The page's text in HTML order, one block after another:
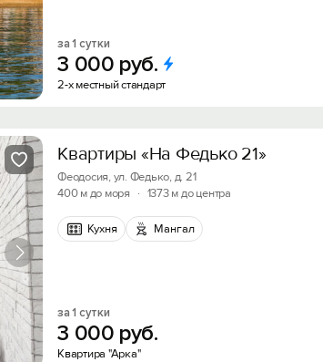
за 1 сутки
3 000 руб.
2-х местный стандарт
Квартиры «На Федько 21»
Феодосия, ул. Федько, д. 21
400 м до моря
· 1373 м до центра
Кухня Мангал
за 1 сутки
3 000 руб.
Квартира "Арка"
Скидка −5%
Хочешь дешевле? Оставь почту и получи промокод на
первое бронирование!
Вход на сайт
Войти или
Войти